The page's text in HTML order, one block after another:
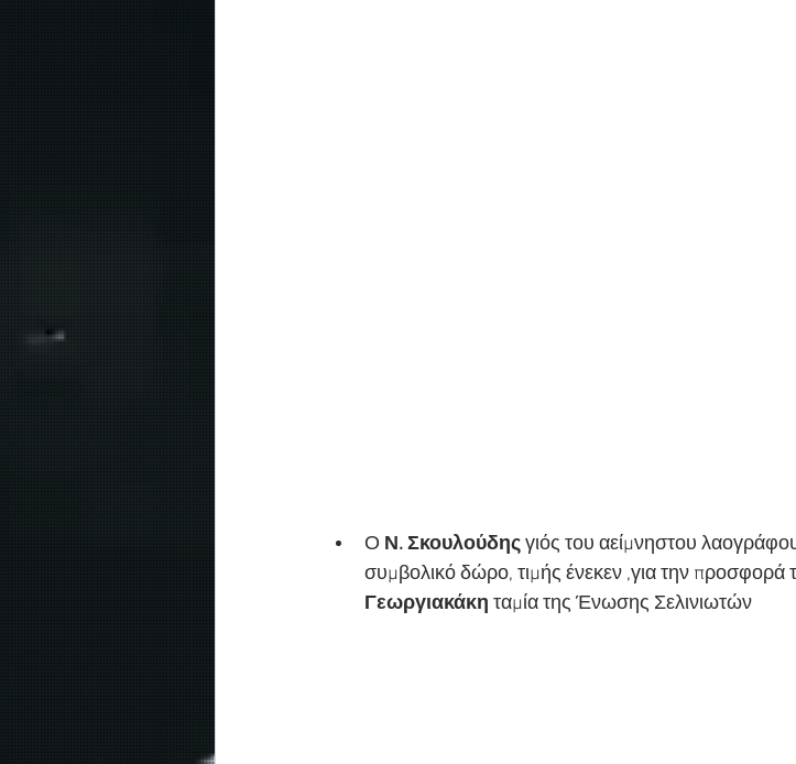
Ο Ν. Σκουλούδης γιός του αείμνηστου
συμβολικό δώρο, τιμής ένεκεν ,για την προσφορά
Γεωργιακάκη ταμία της Ένωσης Σελινιωτών